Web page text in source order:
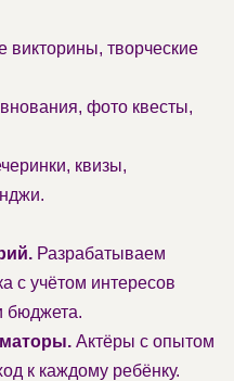
викторины, творческие
фото квесты,
квизы,
Разрабатываем
с учётом интересов
бюджета.
Актёры с опытом
к каждому ребёнку.